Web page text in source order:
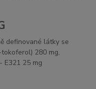
definované látky se
280 mg,
E321 25 mg